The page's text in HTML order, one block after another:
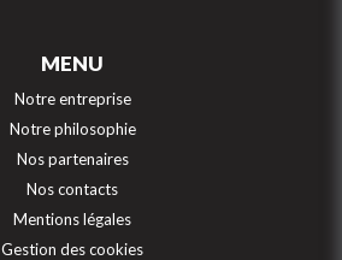
MENU
Notre entreprise
Notre philosophie
Nos partenaires
Nos contacts
Mentions légales
Gestion des cookies